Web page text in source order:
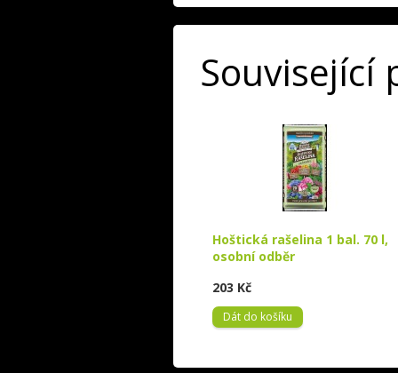
Související
Hoštická rašelina 1 bal. 70 l,
osobní odběr
203 Kč
Dát do košíku